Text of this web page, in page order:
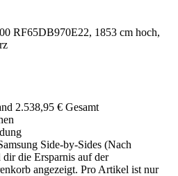
RF65DB970E22, 1853 cm hoch,
2.538,95 € Gesamt
Side-by-Sides (Nach
die Ersparnis auf der
angezeigt. Pro Artikel ist nur